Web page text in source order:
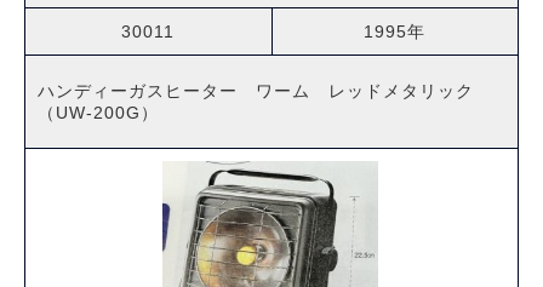
30011
ハンディーガスヒーター ワーム レッドメタリック
（UW-200G）
1995年